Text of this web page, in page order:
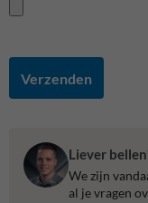
Verzenden
Liever
We zijn
al je vragen